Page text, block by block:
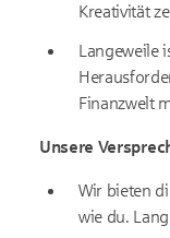
Kreativität
Langeweile
Finanzwelt
Unsere
Wir bieten
wie du.